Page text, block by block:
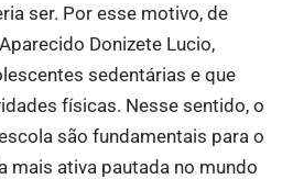
ser. Por esse motivo, de
Donizete Lucio,
sedentárias e que
físicas. Nesse sentido, o
são fundamentais para o
mais ativa pautada no mundo